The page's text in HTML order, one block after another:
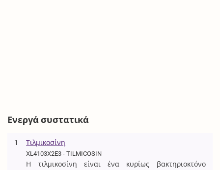
Ενεργά συστατικά
1 Τιλμικοσίνη
XL4103X2E3 - TILMICOSIN
Η τιλμικοσίνη είναι ένα κυρίως βακτηριοκτόνο